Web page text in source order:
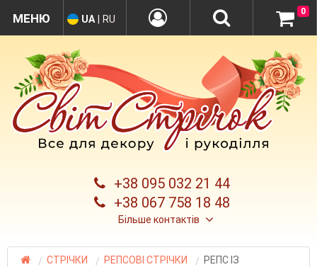
+38 095 032 21 44
+38 067 758 18 48
Більше контактів
UA RU
0
СТРІЧКИ РЕПСОВІ СТРІЧКИ
РЕПС ІЗ